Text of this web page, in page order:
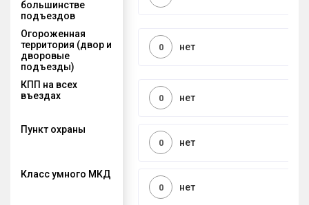
большинстве
подъездов
Огороженная
территория (двор и
дворовые
подъезды)
нет
0
КПП на всех
въездах
нет
0
Пункт охраны
нет
0
Класс умного МКД
нет
0